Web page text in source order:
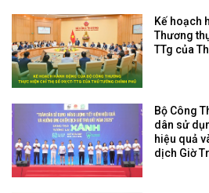
Kế hoạch
Thương
TTg của
Bộ Công
dân sử
hiệu quả
dịch Giờ